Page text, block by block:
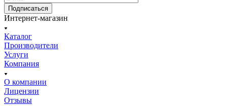
Подписаться
Интернет-магазин
Каталог
Производители
Услуги
Компания
О компании
Лицензии
Отзывы